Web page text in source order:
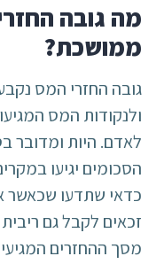
מה גובה
ממושכת?
גובה החזרי המס
ולנקודות המס
לאדם. היות ומדובר
הסכומים יגיעו
כדאי שתדעו שכאשר
מסך ההחזרים